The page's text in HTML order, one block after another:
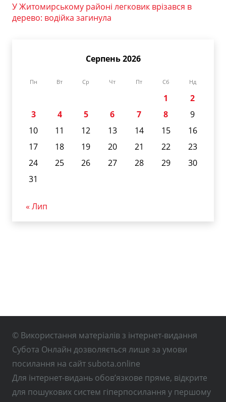
У Житомирському районі легковик врізався в
дерево: водійка загинула
Серпень 2026
Пн Вт Ср Чт Пт Сб Нд
1
2
3
4 5 6 7 8
9
10
11 12 13 14 15
16
17
18 19 20 21 22
23
24
25 26 27 28 29
30
31
« Лип
© Використання матеріалів з інтернет-видання
Субота Онлайн дозволяється лише за умови
посилання на сайт subota.online
Для інтернет-видань обов’язкове пряме, відкрите
для пошукових систем гіперпосилання у першому